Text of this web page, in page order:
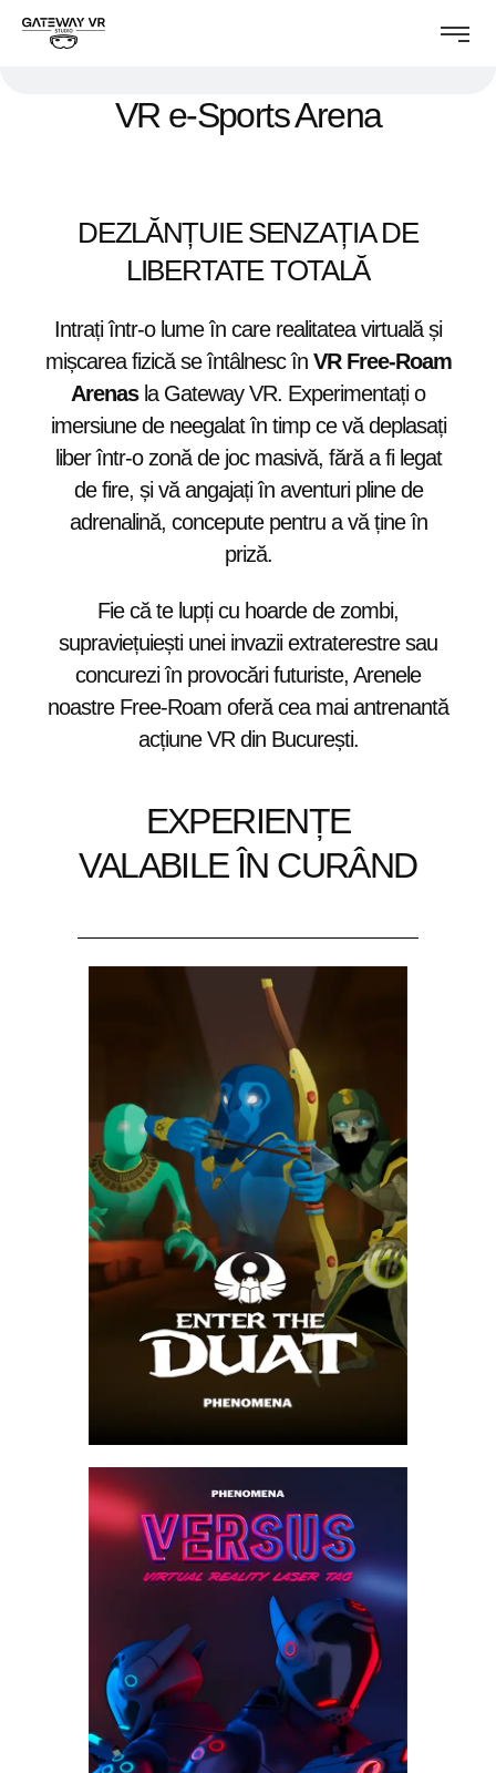
VR e-Sports Arena
DEZLĂNȚUIE SENZAȚIA DE
LIBERTATE TOTALĂ
Intrați într-o lume în care realitatea virtuală și
mișcarea fizică se întâlnesc în VR Free-Roam
Arenasla Gateway VR. Experimentați o
imersiune de neegalat în timp ce vă deplasați
liber într-o zonă de joc masivă, fără a fi legat
de fire, și vă angajați în aventuri pline de
adrenalină, concepute pentru a vă ține în
priză.
Fie că te lupți cu hoarde de zombi,
supraviețuiești unei invazii extraterestre sau
concurezi în provocări futuriste, Arenele
noastre Free-Roam oferă cea mai antrenantă
acțiune VR din București.
EXPERIENȚE
VALABILE ÎN CURÂND